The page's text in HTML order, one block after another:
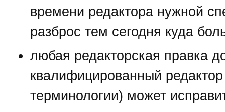
времени редактора нужной
разброс тем сегодня куда
любая редакторская правка
квалифицированный
терминологии) может